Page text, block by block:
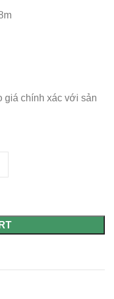
giá chính xác với sản